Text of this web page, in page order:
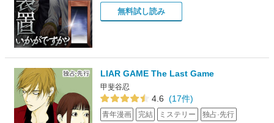
無料試し読み
LIAR GAME The Last Game
甲斐谷忍
4.6 (17件)
青年漫画 完結 ミステリー 独占·先行